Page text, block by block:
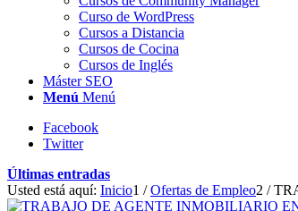
Curso de WordPress
Cursos a Distancia
Cursos de Cocina
Cursos de Inglés
Máster SEO
Menú Menú
Facebook
Twitter
Últimas entradas
Usted está aquí: Inicio1 / Ofertas de Empleo2 /